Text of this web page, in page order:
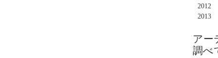
2012
2013
アー
調べ